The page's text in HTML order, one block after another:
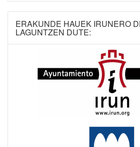
ERAKUNDE HAUEK IRUNERO
LAGUNTZEN DUTE: